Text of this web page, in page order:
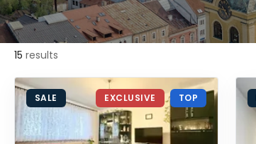
15 results
SALE EXCLUSIVE TOP